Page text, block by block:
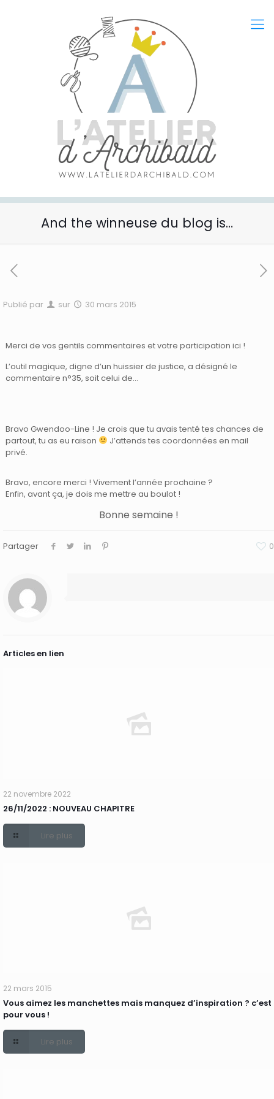
And the winneuse du blog is…
Publié par sur 30 mars 2015
Merci de vos gentils commentaires et votre participation ici !
L’outil magique, digne d’un huissier de justice, a désigné le
commentaire n°35, soit celui de…
Bravo Gwendoo-Line ! Je crois que tu avais tenté tes chances de
partout, tu as eu raison
J’attends tes coordonnées en mail
privé.
Bravo, encore merci ! Vivement l’année prochaine ?
Enfin, avant ça, je dois me mettre au boulot !
Bonne semaine !
Partager 0
Articles en lien
22 novembre 2022
26/11/2022 : NOUVEAU CHAPITRE
Lire plus
22 mars 2015
Vous aimez les manchettes mais manquez d’inspiration ? c’est
pour vous !
Lire plus